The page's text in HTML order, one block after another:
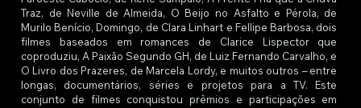
Traz, de Neville de Almeida, O Beijo no Asfalto e Pérola, de
Murilo Benício, Domingo, de Clara Linhart e Fellipe Barbosa, dois
filmes baseados em romances de Clarice Lispector que
coproduziu, A Paixão Segundo GH, de Luiz Fernando Carvalho, e
O Livro dos Prazeres, de Marcela Lordy, e muitos outros – entre
longas, documentários, séries e projetos para a TV. Este
conjunto de filmes conquistou prêmios e participações em